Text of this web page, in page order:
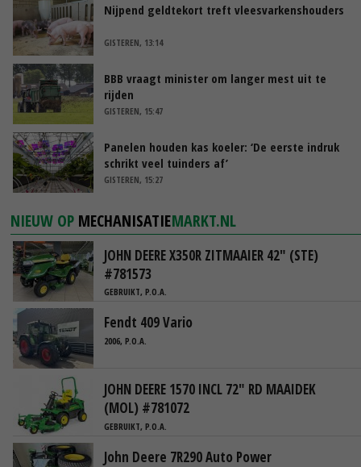
Nijpend geldtekort treft vleesvarkenshouders
GISTEREN, 13:14
BBB vraagt minister om langer mest uit te
rijden
GISTEREN, 15:47
Panelen houden kas koeler: ‘De eerste indruk
schrikt veel tuinders af’
GISTEREN, 15:27
NIEUW OP MECHANISATIEMARKT.NL
JOHN DEERE X350R ZITMAAIER 42" (STE)
#781573
GEBRUIKT, P.O.A.
Fendt 409 Vario
2006, P.O.A.
JOHN DEERE 1570 INCL 72" RD MAAIDEK
(MOL) #781072
GEBRUIKT, P.O.A.
John Deere 7R290 Auto Power